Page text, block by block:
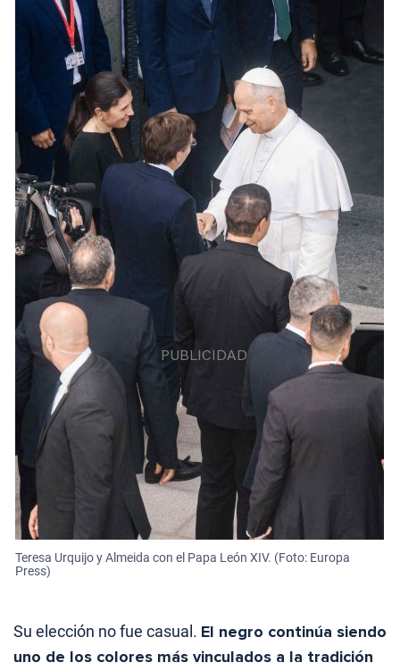
Teresa Urquijo y Almeida con el Papa León XIV. (Foto: Europa
Press)
Su elección no fue casual. El negro continúa siendo
uno de los colores más vinculados a la tradición